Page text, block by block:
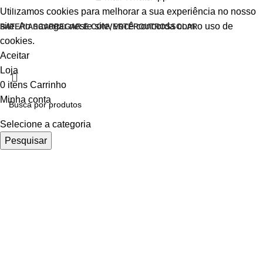
BATERIASCARREGAR E CONVERTEROUTROSSOLAR
Utilizamos cookies para melhorar a sua experiência no nosso
site. Ao navegar neste site, você concorda com o uso de
cookies.
Aceitar
Selecione a categoria
Pesquisar
Loja
0 itens Carrinho
Minha conta